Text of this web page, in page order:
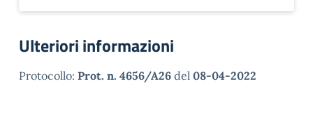
Ulteriori informazioni
Protocollo: Prot. n. 4656/A26 del 08-04-2022